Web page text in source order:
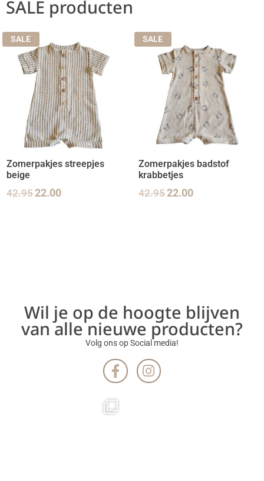
SALE producten
SALE
Zomerpakjes streepjes
beige
42.9522.00
SALE
Zomerpakjes badstof
krabbetjes
42.9522.00
Wil je op de hoogte blijven
van alle nieuwe producten?
Volg ons op Social media!